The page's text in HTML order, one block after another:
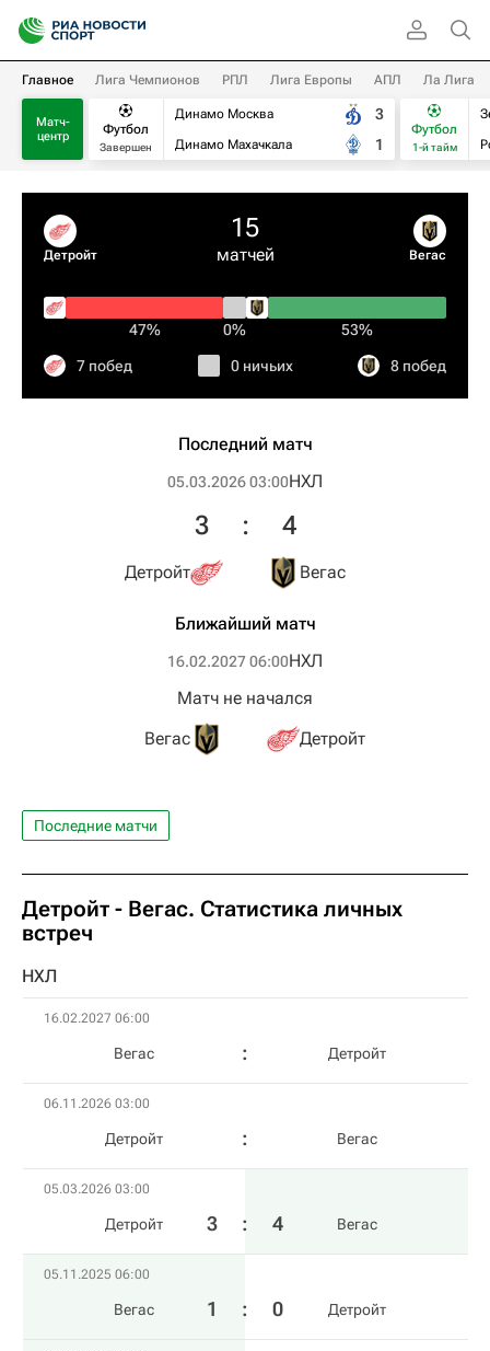
Главное Лига Чемпионов РПЛ Лига Европы АПЛ Ла Лига
Матч-
центр
Футбол
Завершен
Динамо Москва
Динамо Махачкала
3
1
Футбол
1-й тайм
Детройт
15
матчей Вегас
47% 0% 53%
7 побед 0 ничьих 8 побед
Последний матч
05.03.2026 03:00НХЛ
Детройт
3 : 4
Вегас
Ближайший матч
16.02.2027 06:00НХЛ
Вегас
Матч не начался
Детройт
Последние матчи
Детройт - Вегас. Статистика личных
встреч
НХЛ
16.02.2027 06:00
Вегас Детройт
06.11.2026 03:00
Детройт Вегас
05.03.2026 03:00
Детройт 3 : 4 Вегас
05.11.2025 06:00
Вегас 1 : 0 Детройт